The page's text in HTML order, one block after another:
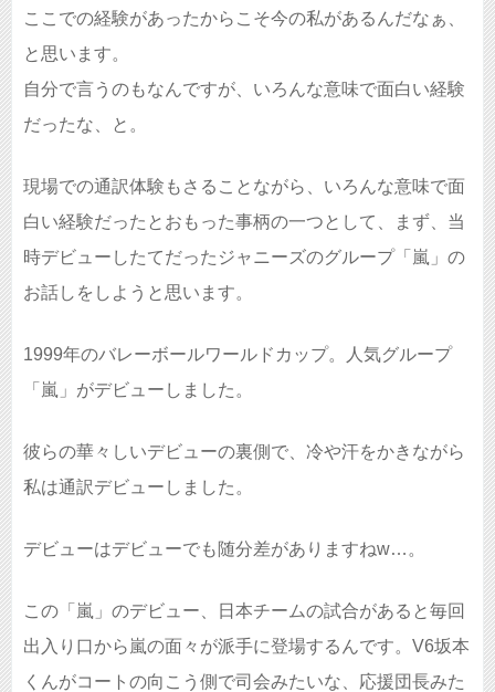
ここでの経験があったからこそ今の私があるんだなぁ、
と思います。
自分で言うのもなんですが、いろんな意味で面白い経験
だったな、と。
現場での通訳体験もさることながら、いろんな意味で面
白い経験だったとおもった事柄の一つとして、まず、当
時デビューしたてだったジャニーズのグループ「嵐」の
お話しをしようと思います。
1999年のバレーボールワールドカップ。人気グループ
「嵐」がデビューしました。
彼らの華々しいデビューの裏側で、冷や汗をかきながら
私は通訳デビューしました。
デビューはデビューでも随分差がありますねw…。
この「嵐」のデビュー、日本チームの試合があると毎回
出入り口から嵐の面々が派手に登場するんです。V6坂本
くんがコートの向こう側で司会みたいな、応援団長みた